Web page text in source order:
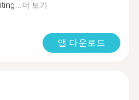
더 보기
앱 다운로드